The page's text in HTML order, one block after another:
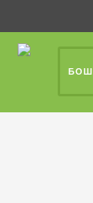
БОШ